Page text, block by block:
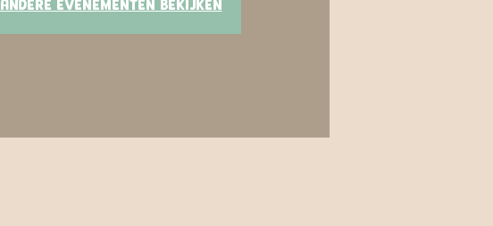
Andere evenementen bekijken